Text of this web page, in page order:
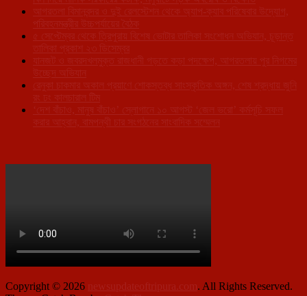
আগরতলা বিমানবন্দর ও দুই রেলস্টেশন থেকে অ্যাপ-ক্যাব পরিষেবার উদ্যোগ,
পরিবহনমন্ত্রীর উচ্চপর্যায়ের বৈঠক
৫ সেপ্টেম্বর থেকে ত্রিপুরায় বিশেষ ভোটার তালিকা সংশোধন অভিযান, চূড়ান্ত
তালিকা প্রকাশ ২৩ ডিসেম্বর
যানজট ও জবরদখলমুক্ত রাজধানী গড়তে কড়া পদক্ষেপ, আগরতলায় পুর নিগমের
উচ্ছেদ অভিযান
রেনুকা চাকমার অকাল প্রয়াণে শোকস্তব্ধ সাংস্কৃতিক অঙ্গন, শেষ শ্রদ্ধায় জুনি
রং ঢং কালচারাল টিম
‘দেশ বাঁচাও, মানুষ বাঁচাও’ স্লোগানে ১০ আগস্ট ‘জেল ভরো’ কর্মসূচি সফল
করার আহ্বান, বামপন্থী চার সংগঠনের সাংবাদিক সম্মেলন
Copyright © 2026 newsupdateoftripura.com. All Rights Reserved.